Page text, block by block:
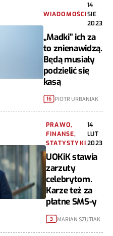
WIADOMOŚCI
14
SIE
2023
„Madki” ich za
to znienawidzą.
Będą musiały
podzielić się
kasą
16 PIOTR URBANIAK
PRAWO,
FINANSE,
STATYSTYKI
14
LUT
2023
UOKiK stawia
zarzuty
celebrytom.
Karze też za
płatne SMS-y
3 MARIAN SZUTIAK